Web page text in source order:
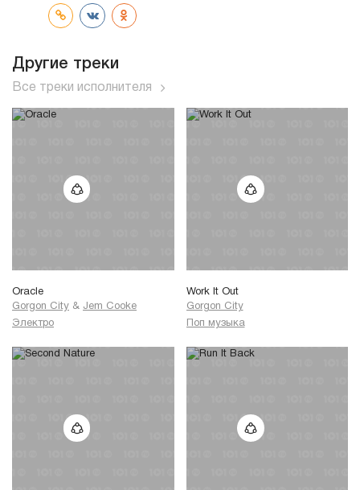
Другие треки
Все треки исполнителя
Oracle
Gorgon City & Jem Cooke
Электро
Work It Out
Gorgon City
Поп музыка